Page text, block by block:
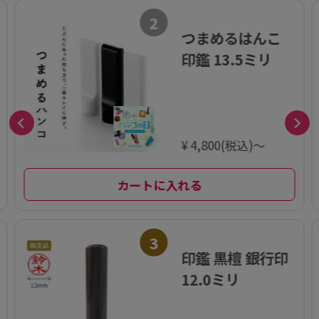
2
つまめるはんこ
印鑑 13.5ミリ
¥ 4,800(税込)～
カートに入れる
3
印鑑 黒檀 銀行印
12.0ミリ